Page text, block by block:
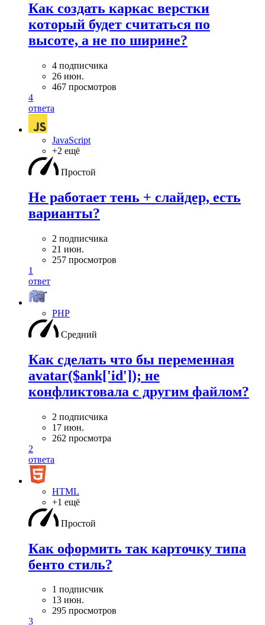
Как создать каркас верстки
который будет считаться по
высоте, а не по ширине?
4 подписчика
26 июн.
467 просмотров
4
ответа
JavaScript
+2 ещё
Простой
Не работает тень + слайдер, есть
варианты?
2 подписчика
21 июн.
257 просмотров
1
ответ
PHP
Средний
Как сделать что бы переменная
avatar($ank['id']); не
конфликтовала с другим файлом?
2 подписчика
17 июн.
262 просмотра
2
ответа
HTML
+1 ещё
Простой
Как оформить так карточку типа
бенто стиль?
1 подписчик
13 июн.
295 просмотров
3